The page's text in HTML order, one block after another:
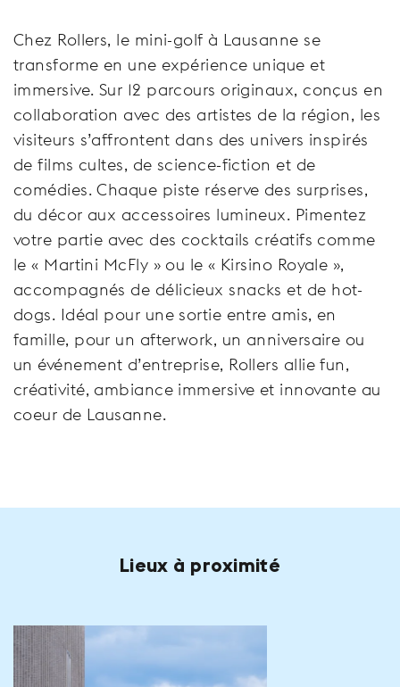
Chez Rollers, le mini-golf à Lausanne se
transforme en une expérience unique et
immersive. Sur 12 parcours originaux, conçus en
collaboration avec des artistes de la région, les
visiteurs s’affrontent dans des univers inspirés
de films cultes, de science-fiction et de
comédies. Chaque piste réserve des surprises,
du décor aux accessoires lumineux. Pimentez
votre partie avec des cocktails créatifs comme
le « Martini McFly » ou le « Kirsino Royale »,
accompagnés de délicieux snacks et de hot-
dogs. Idéal pour une sortie entre amis, en
famille, pour un afterwork, un anniversaire ou
un événement d’entreprise, Rollers allie fun,
créativité, ambiance immersive et innovante au
coeur de Lausanne.
Lieux à proximité